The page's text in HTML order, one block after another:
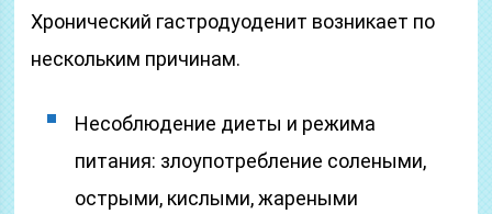
Хронический гастродуоденит возникает по
нескольким причинам.
Несоблюдение диеты и режима
питания: злоупотребление солеными,
острыми, кислыми, жареными